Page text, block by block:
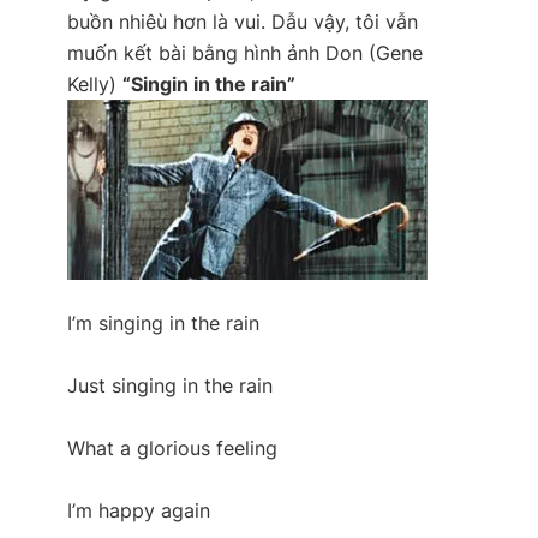
buồn nhiêù hơn là vui. Dẫu vậy, tôi vẫn
muốn kết bài bằng hình ảnh Don (Gene
Kelly) “Singin in the rain”
I’m singing in the rain
Just singing in the rain
What a glorious feeling
I’m happy again